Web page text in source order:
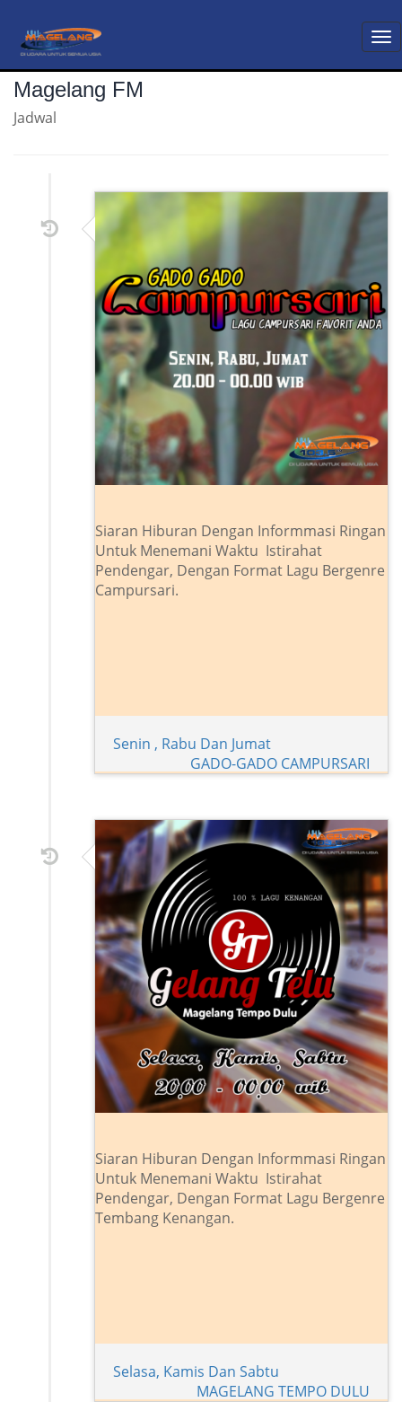
Magelang FM
Jadwal
Siaran Hiburan Dengan Informmasi Ringan
Untuk Menemani Waktu Istirahat
Pendengar, Dengan Format Lagu Bergenre
Campursari.
Senin , Rabu Dan Jumat
GADO-GADO CAMPURSARI
Siaran Hiburan Dengan Informmasi Ringan
Untuk Menemani Waktu Istirahat
Pendengar, Dengan Format Lagu Bergenre
Tembang Kenangan.
Selasa, Kamis Dan Sabtu
MAGELANG TEMPO DULU